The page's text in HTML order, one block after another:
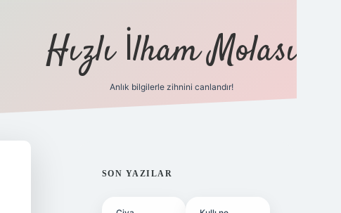
Hızlı İlham Molası
Anlık bilgilerle zihnini canlandır!
SIDEBAR
SON YAZILAR